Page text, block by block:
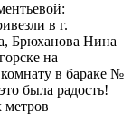
в г.
Брюханова Нина
на
в бараке №
была радость!
метров